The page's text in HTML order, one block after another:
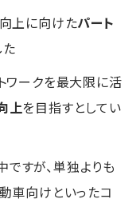
上に向けたパート
ワークを最大限に活
上を目指すとしてい
すが、単独よりも
車向けといったコ